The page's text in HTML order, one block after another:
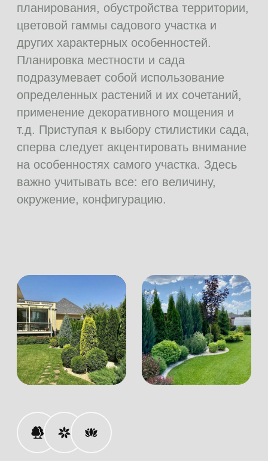
стиля основных зданий, примыкающих к
территории. Но, даже просчитав все нюансы до
мелочей, следует помнить о том, что решающий
выбор всегда остается за клиентом.
РАЗНОВИДНОСТИ
Правильно выбранный стиль сможет
многое рассказать о вкусах и жизненных
взглядах своего хозяина. Актуальные
садовые вариации мало чем похожи на
сады средневековья. Границы
сегодняшних садовых стилей сильно
размыты. Это связано в первую очередь
с тем, что деревья растут значительно
нескольких стилей, где регулярный
ландшафтный тип поглощается
пейзажным.